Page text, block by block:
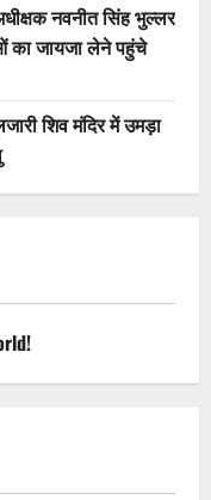
नवनीत सिंह भुल्लर
का जायजा लेने पहुंचे
शिव मंदिर में उमड़ा